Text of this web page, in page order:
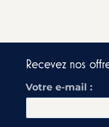
Recevez nos
Votre e-mail :